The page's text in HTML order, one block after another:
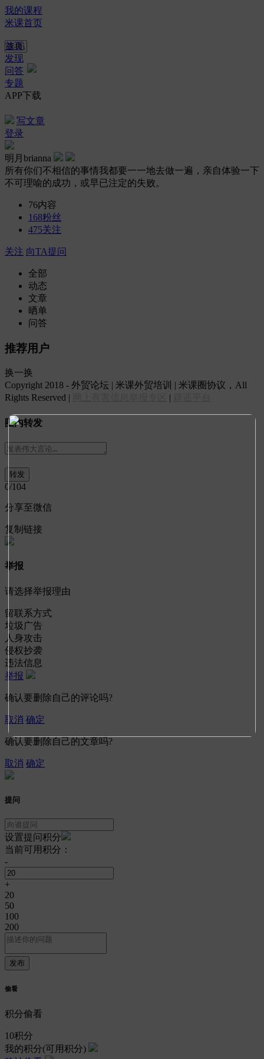
我的课程
米课首页
首页
发现
问答
专题
APP下载
写文章
登录
明月brianna
所有你们不相信的事情我都要一一地去做一遍，亲自体验一下
不可理喻的成功，或早已注定的失败。
76内容
168粉丝
475关注
关注 向TA提问
全部
动态
文章
晒单
问答
推荐用户
换一换
Copyright 2018 - 外贸论坛 | 米课外贸培训 | 米课圈协议，All
Rights Reserved |
|
圈内转发
0/104
分享至微信
复制链接
举报
请选择举报理由
留联系方式
垃圾广告
人身攻击
侵权抄袭
违法信息
举报
确认要删除自己的评论吗?
取消 确定
确认要删除自己的文章吗?
取消 确定
提问
设置提问积分
当前可用积分：
-
+
20
50
100
200
偷看
积分偷看
10积分
我的积分(可用积分)